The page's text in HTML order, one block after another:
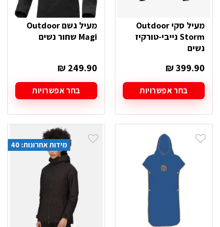
מעיל סקי Outdoor
Storm נייבי-טורקיז
נשים
₪399.90
בחר אפשרויות
זה
יש
סוגים.
האפשרויות
מעיל גשם Outdoor
Magi שחור נשים
₪ 249.90
בחר אפשרויות
זה
יש
סוגים.
האפשרויות
בעמוד
המוצר
מידות אחרונות: 40